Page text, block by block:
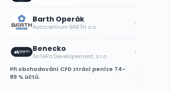
Barth Operák
Autocentrum BARTH a.s. ›
Benecko
AnTePo Developement, s.r.o. ›
Při obchodování CFD ztrácí peníze 74–
89 % účtů.